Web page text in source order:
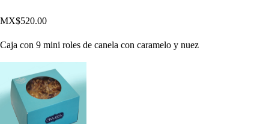
MX$520.00
Caja con 9 mini roles de canela con caramelo y nuez